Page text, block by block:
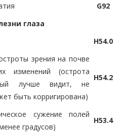
G92
глаза
H54.0
зрения на почве
изменений (острота
лучше видит, не
быть корригирована)
H54.2
сужение полей
градусов)
H53.4